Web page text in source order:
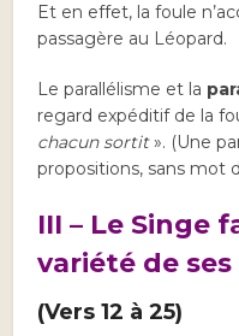
Et en effet, la foule
passagère au Léopard.
Le parallélisme et la
regard expéditif de la
chacun sortit». (Une
propositions, sans mot
III – Le Singe
variété de
(Vers 12 à 25)